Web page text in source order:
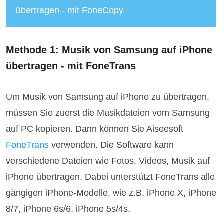
übertragen - mit FoneCopy
Methode 1: Musik von Samsung auf iPhone
übertragen - mit FoneTrans
Um Musik von Samsung auf iPhone zu übertragen,
müssen Sie zuerst die Musikdateien vom Samsung
auf PC kopieren. Dann können Sie Aiseesoft
FoneTrans verwenden. Die Software kann
verschiedene Dateien wie Fotos, Videos, Musik auf
iPhone übertragen. Dabei unterstützt FoneTrans alle
gängigen iPhone-Modelle, wie z.B. iPhone X, iPhone
8/7, iPhone 6s/6, iPhone 5s/4s.